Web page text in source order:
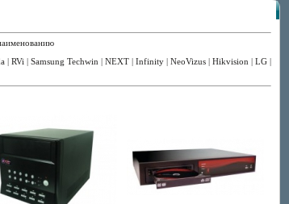
| RVi | Samsung Techwin | NEXT | Infinity | NeoVizus | Hikvision | LG |